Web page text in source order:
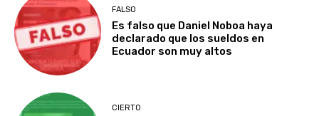
FALSO
Es falso que Daniel Noboa haya
declarado que los sueldos en
Ecuador son muy altos
CIERTO